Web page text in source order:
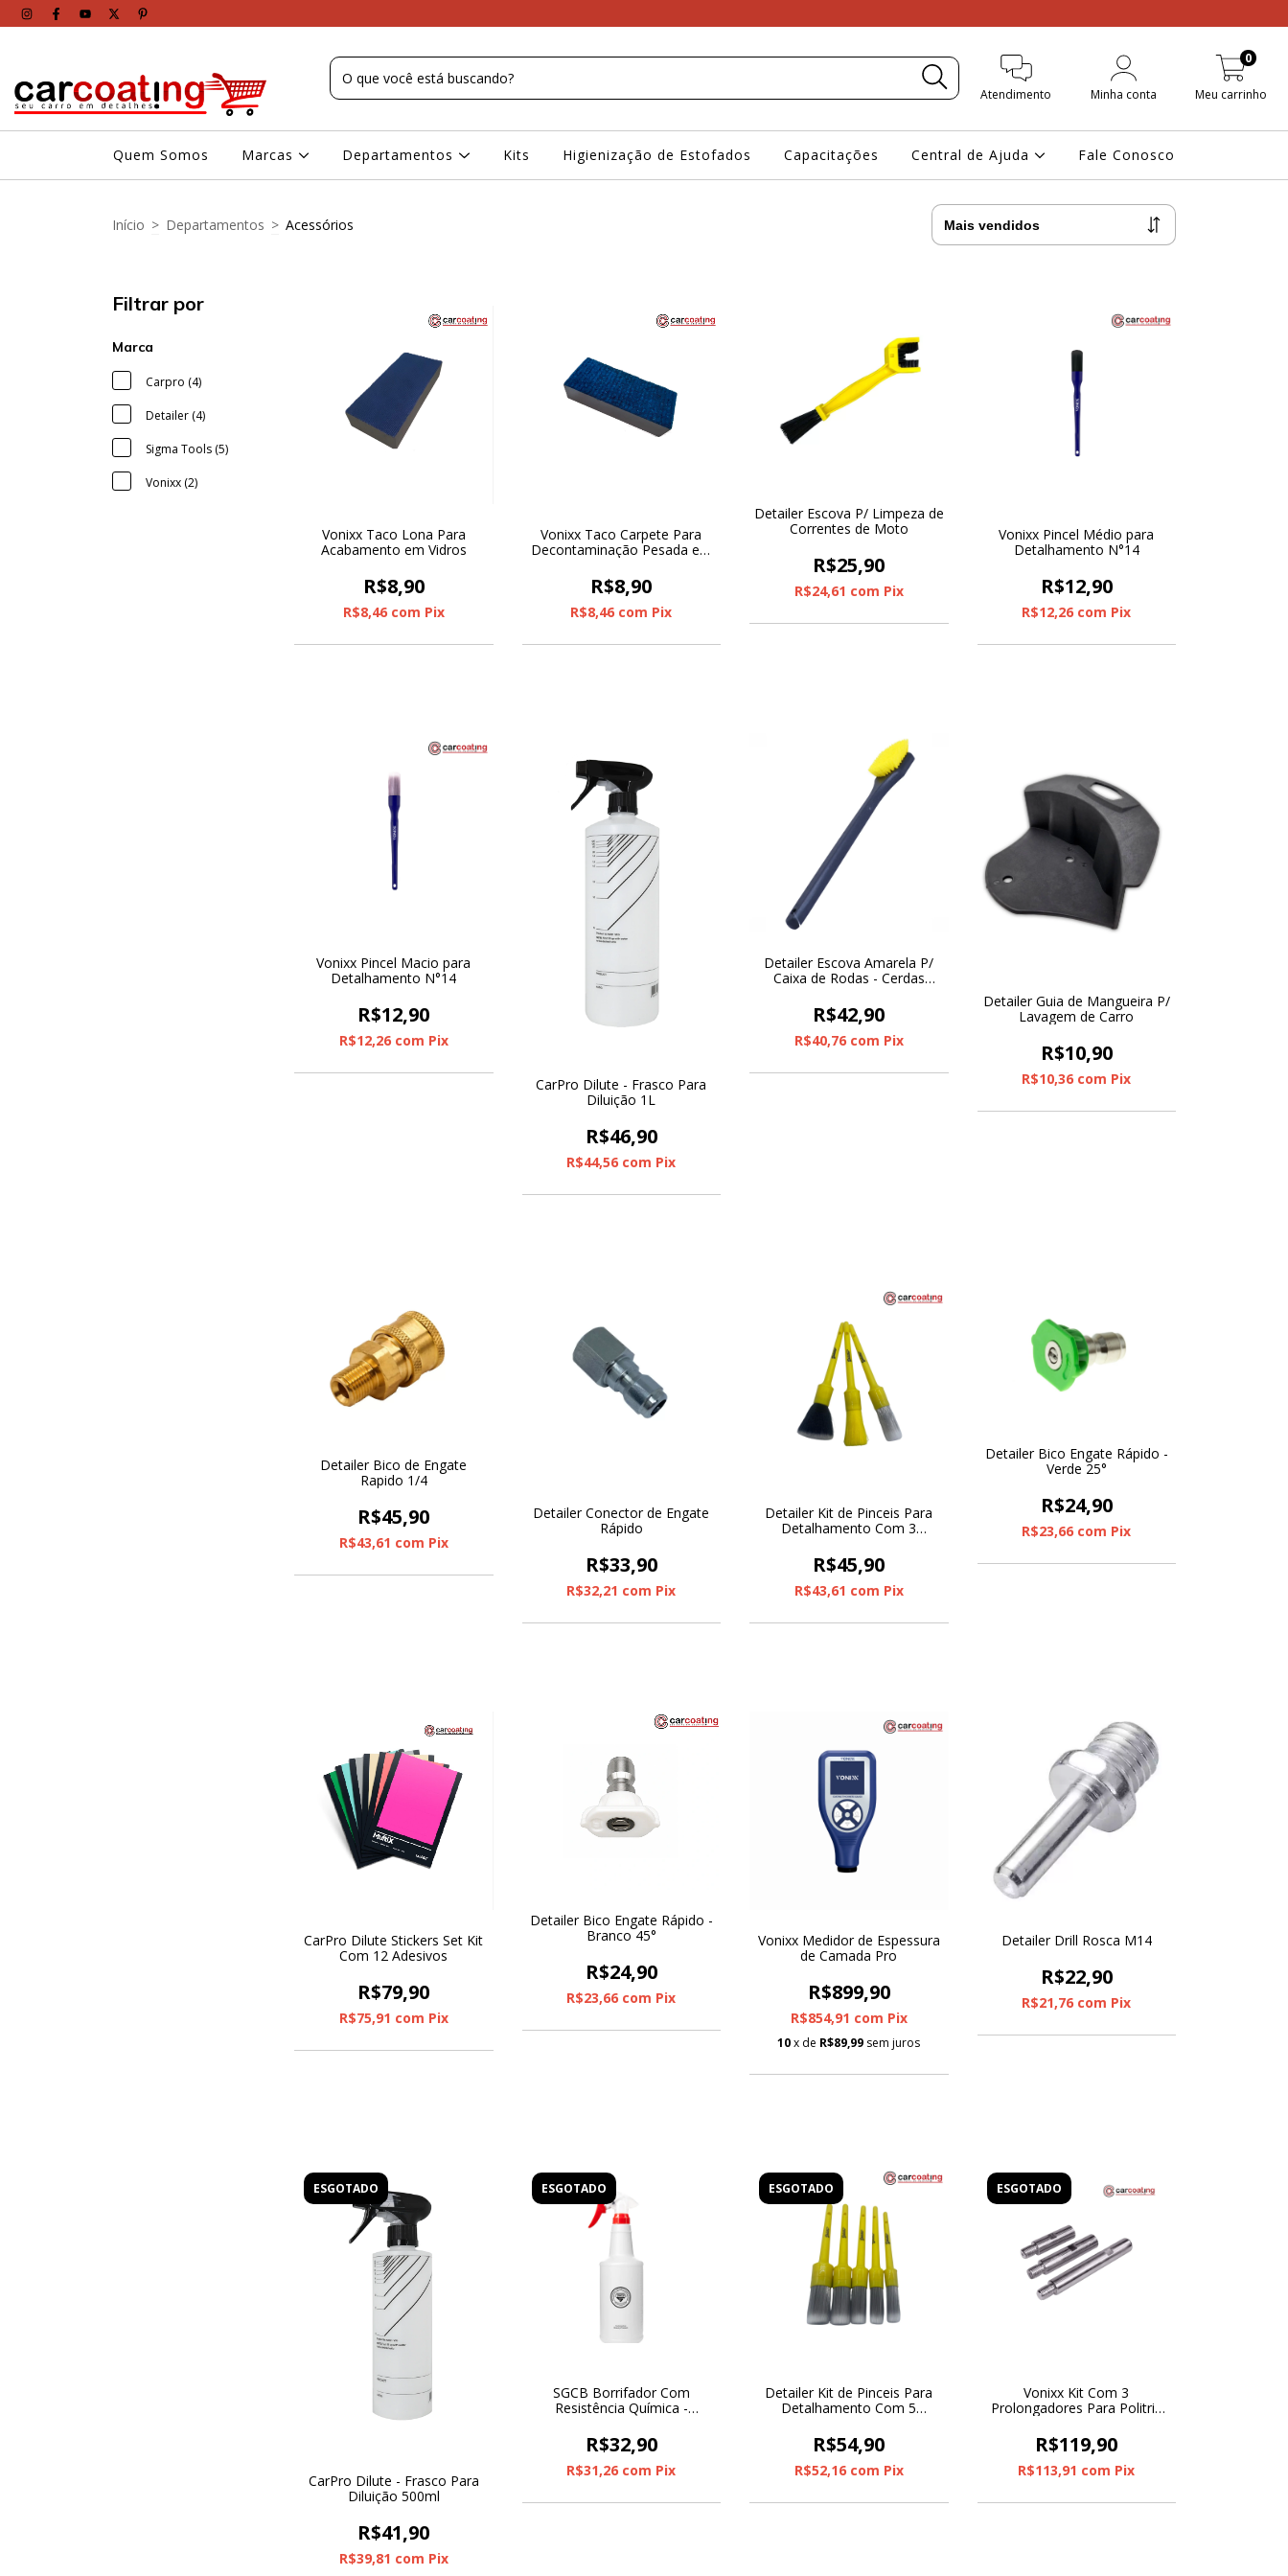
Atendimento Minha conta Meu carrinho
0
Quem Somos Marcas Departamentos Kits Higienização de Estofados Capacitações Central de Ajuda Fale Conosco
Início > Departamentos > Acessórios
Filtrar por
Marca
Carpro (4)
Detailer (4)
Sigma Tools (5)
Vonixx (2)
Vonixx Taco Lona Para
Acabamento em Vidros
R$8,90
R$8,46 com Pix
Vonixx Taco Carpete Para
Decontaminação Pesada em
R$8,90
R$8,46 com Pix
Detailer Escova P/ Limpeza de
Correntes de Moto
R$25,90
R$24,61 com Pix
Vonixx Pincel Médio para
Detalhamento N°14
R$12,90
R$12,26 com Pix
Vonixx Pincel Macio para
Detalhamento N°14
R$12,90
R$12,26 com Pix
CarPro Dilute - Frasco Para
Diluição 1L
R$46,90
R$44,56 com Pix
Detailer Escova Amarela P/
Caixa de Rodas - Cerdas
R$42,90
R$40,76 com Pix
Detailer Guia de Mangueira P/
Lavagem de Carro
R$10,90
R$10,36 com Pix
Detailer Bico de Engate
Rapido 1/4
R$45,90
R$43,61 com Pix
Detailer Conector de Engate
Rápido
R$33,90
R$32,21 com Pix
Detailer Kit de Pinceis Para
Detalhamento Com 3
R$45,90
R$43,61 com Pix
Detailer Bico Engate Rápido -
Verde 25°
R$24,90
R$23,66 com Pix
CarPro Dilute Stickers Set Kit
Com 12 Adesivos
R$79,90
R$75,91 com Pix
Detailer Bico Engate Rápido -
Branco 45°
R$24,90
R$23,66 com Pix
Vonixx Medidor de Espessura
de Camada Pro
R$899,90
R$854,91 com Pix
10x de R$89,99 sem juros
Detailer Drill Rosca M14
R$22,90
R$21,76 com Pix
ESGOTADO
CarPro Dilute - Frasco Para
Diluição 500ml
R$41,90
R$39,81 com Pix
ESGOTADO
SGCB Borrifador Com
Resistência Química -
R$32,90
R$31,26 com Pix
ESGOTADO
Detailer Kit de Pinceis Para
Detalhamento Com 5
R$54,90
R$52,16 com Pix
ESGOTADO
Vonixx Kit Com 3
Prolongadores Para Politriz
R$119,90
R$113,91 com Pix